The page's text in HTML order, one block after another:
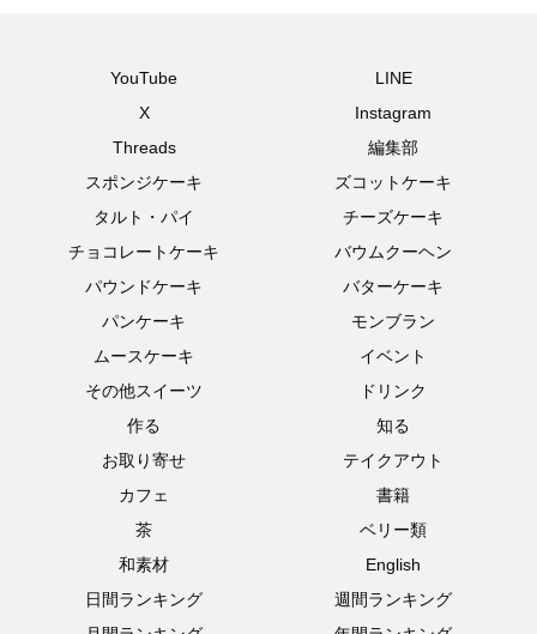
YouTube
LINE
X
Instagram
Threads
編集部
スポンジケーキ
ズコットケーキ
タルト・パイ
チーズケーキ
チョコレートケーキ
バウムクーヘン
パウンドケーキ
バターケーキ
パンケーキ
モンブラン
ムースケーキ
イベント
その他スイーツ
ドリンク
作る
知る
お取り寄せ
テイクアウト
カフェ
書籍
茶
ベリー類
和素材
English
日間ランキング
週間ランキング